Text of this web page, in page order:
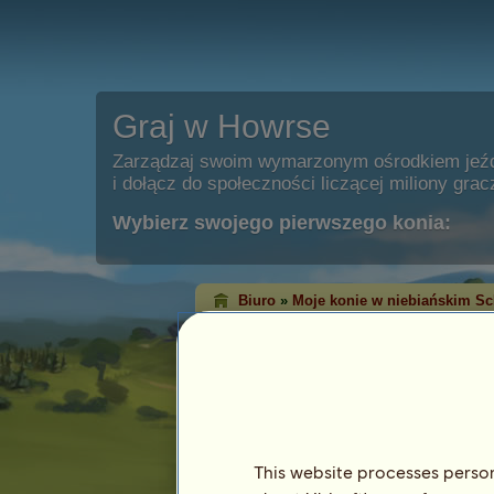
Graj w Howrse
Zarządzaj swoim wymarzonym ośrodkiem
i dołącz do społeczności liczącej miliony
Wybierz swojego pierwszego konia:
Biuro » Moje konie w niebiańskim
Maść: Skarogniada
This website processes